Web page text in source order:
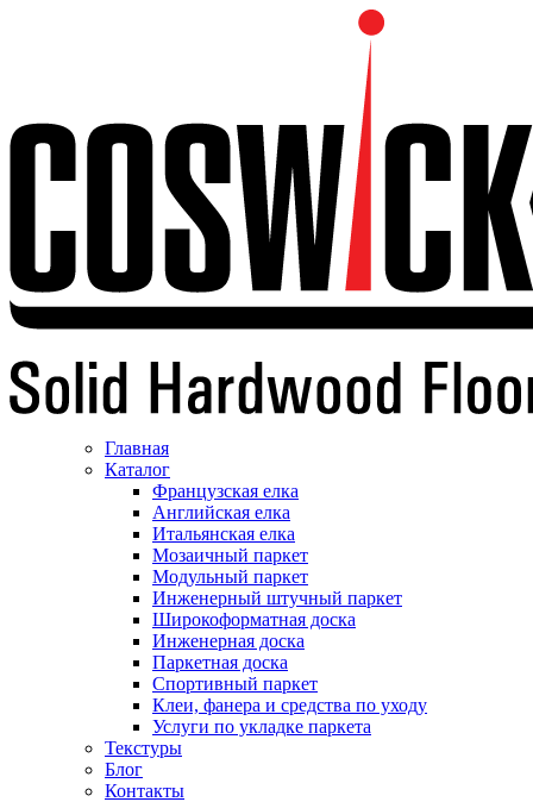
Главная
Каталог
Французская елка
Английская елка
Итальянская елка
Мозаичный паркет
Модульный паркет
Инженерный штучный паркет
Широкоформатная доска
Инженерная доска
Паркетная доска
Спортивный паркет
Клеи, фанера и средства по уходу
Услуги по укладке паркета
Текстуры
Блог
Контакты